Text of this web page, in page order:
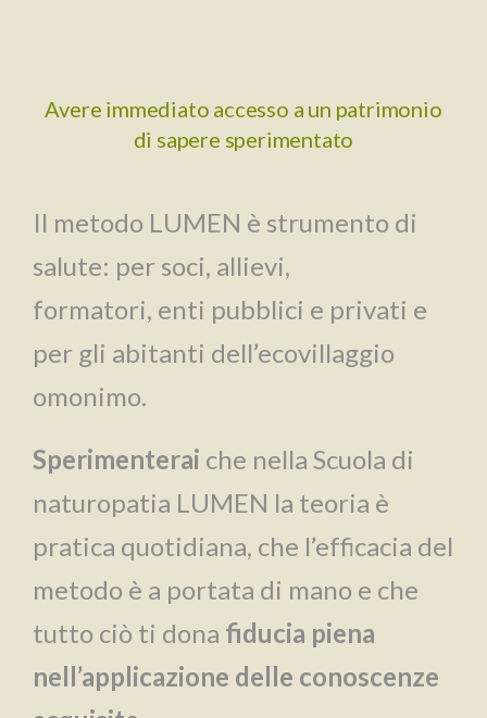
Avere immediato accesso a un patrimonio
di sapere sperimentato
Il metodo LUMEN è strumento di
salute: per soci, allievi,
formatori, enti pubblici e privati e
per gli abitanti dell’ecovillaggio
omonimo.
Sperimenterai che nella Scuola di
naturopatia LUMEN la teoria è
pratica quotidiana, che l’efficacia del
metodo è a portata di mano e che
tutto ciò ti dona fiducia piena
nell’applicazione delle conoscenze